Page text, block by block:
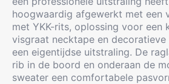
hoogwaardig afgewerkt met een
met YKK-rits, oplossing voor een
visgraat necktape en
een eigentijdse uitstraling. De
rib in de boord en onderaan de
sweater een comfortabele